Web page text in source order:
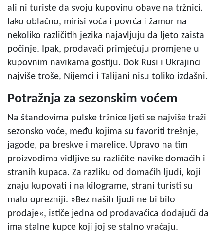
ali ni turiste da svoju kupovinu obave na tržnici.
Iako oblačno, mirisi voća i povrća i žamor na
nekoliko različitih jezika najavljuju da ljeto zaista
počinje. Ipak, prodavači primjećuju promjene u
kupovnim navikama gostiju. Dok Rusi i Ukrajinci
najviše troše, Nijemci i Talijani nisu toliko izdašni.
Potražnja za sezonskim voćem
Na štandovima pulske tržnice ljeti se najviše traži
sezonsko voće, među kojima su favoriti trešnje,
jagode, pa breskve i marelice. Upravo na tim
proizvodima vidljive su različite navike domaćih i
stranih kupaca. Za razliku od domaćih ljudi, koji
znaju kupovati i na kilograme, strani turisti su
malo oprezniji. »Bez naših ljudi ne bi bilo
prodaje«, ističe jedna od prodavačica dodajući da
ima stalne kupce koji joj se stalno vraćaju.